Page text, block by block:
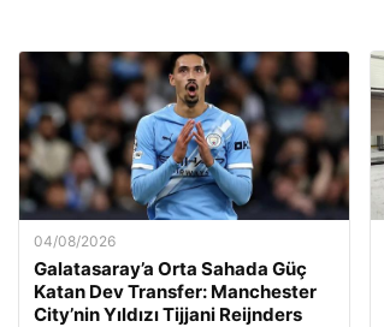
04/08/2026
Galatasaray’a Orta Sahada Güç
Katan Dev Transfer: Manchester
City’nin Yıldızı Tijjani Reijnders